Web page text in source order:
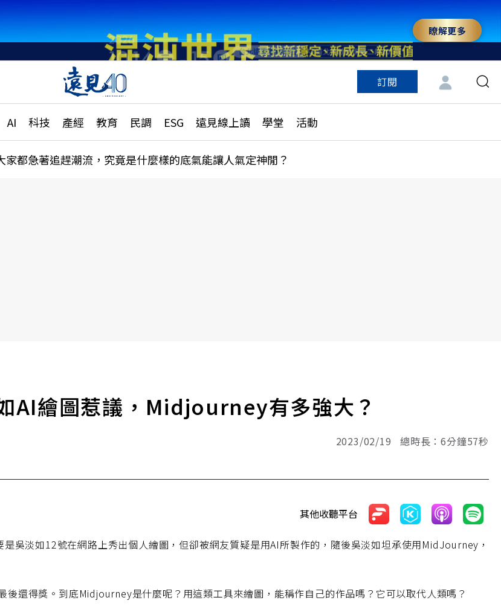
瞭解更多
訂閱
AI 科技 產經 教育 民調 ESG 遠見線上讀 學堂 活動
國際
特輯
大學升學、職涯攻略
縣市施政調查全解析
民調
更多訂閱方案
特色頻道
家都急著追趕潮流，究竟是什麼樣的底氣能讓人氣定神閒？
AI繪圖惹議，Midjourney有多強大？
2023/02/19 總時長：6分鐘57秒
其他收聽平台
吳淡如12號在網路上秀出個人繪圖，但卻被網友質疑是用AI所製作的，隨後吳淡如坦承使用MidJourney，
還得獎。到底Midjourney是什麼呢？用這類工具來繪圖，能稱作自己的作品嗎？它可以取代人類嗎？